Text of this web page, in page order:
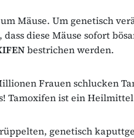
Mäuse. Um genetisch
diese Mäuse sofort
bestrichen werden.
Frauen schlucken
Tamoxifen ist ein Heilmittel
genetisch